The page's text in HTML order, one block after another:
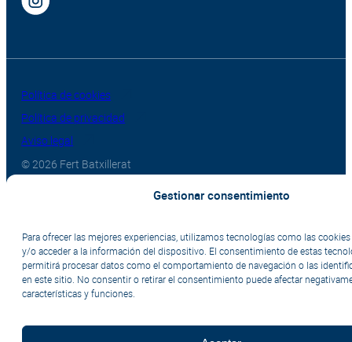
Gestionar consentimiento
Para ofrecer las mejores experiencias, utilizamos tecnologías como las
y/o acceder a la información del dispositivo. El consentimiento de estas
permitirá procesar datos como el comportamiento de navegación o las
en este sitio. No consentir o retirar el consentimiento puede afectar
características y funciones.
Política de cookies
Política de privacidad
Aviso legal
© 2026 Fert Batxillerat